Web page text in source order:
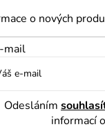
o nových
mail
Odesláním
informací